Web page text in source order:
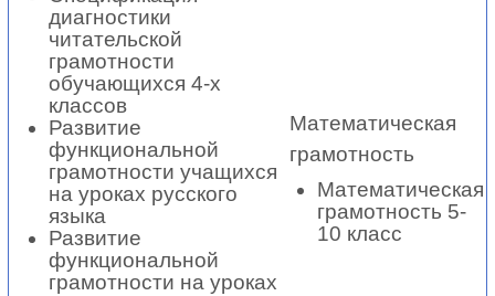
диагностики
читательской
грамотности
обучающихся 4-х
классов
Развитие
функциональной
грамотности учащихся
на уроках русского
языка
Развитие
функциональной
грамотности на уроках
Математическая
грамотность
Математическая
грамотность 5-
10 класс